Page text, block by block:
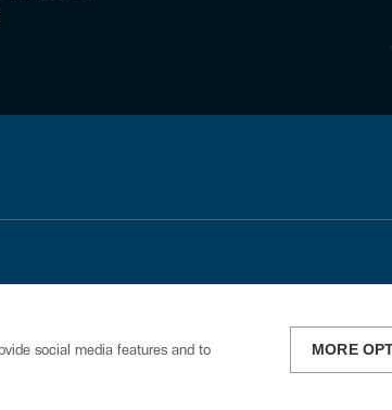
social media features and to
MORE